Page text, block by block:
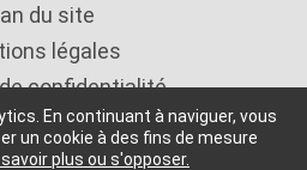
En continuant à naviguer, vous
un cookie à des fins de mesure
savoir plus ou s'opposer.
du site
légales
confidentialité